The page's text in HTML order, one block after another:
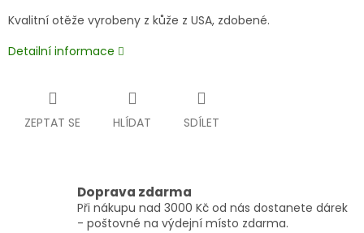
Kvalitní otěže vyrobeny z kůže z USA, zdobené.
Detailní informace
ZEPTAT SE HLÍDAT SDÍLET
Doprava zdarma
Při nákupu nad 3000 Kč od nás dostanete dárek
- poštovné na výdejní místo zdarma.